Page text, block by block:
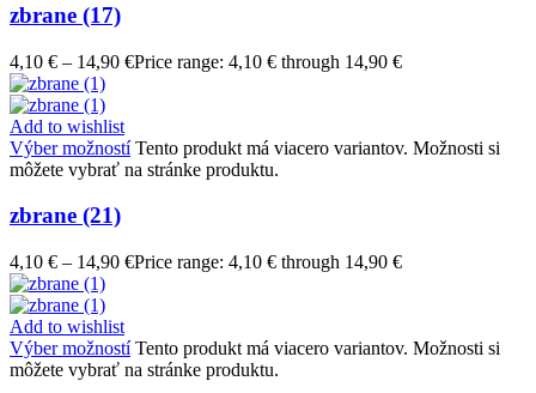
zbrane (17)
4,10 € – 14,90 €Price range: 4,10 € through 14,90 €
Add to wishlist
Výber možností Tento produkt má viacero variantov. Možnosti si
môžete vybrať na stránke produktu.
zbrane (21)
4,10 € – 14,90 €Price range: 4,10 € through 14,90 €
Add to wishlist
Výber možností Tento produkt má viacero variantov. Možnosti si
môžete vybrať na stránke produktu.